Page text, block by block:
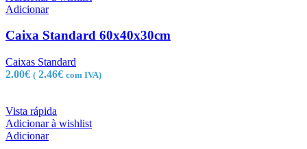
Adicionar
Caixa Standard 60x40x30cm
Caixas Standard
2.00€ ( 2.46€ com IVA)
Vista rápida
Adicionar à wishlist
Adicionar